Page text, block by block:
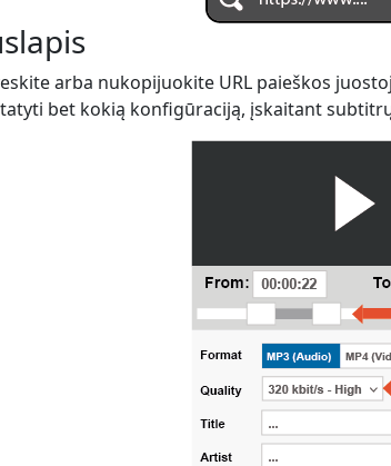
arba nukopijuokite URL paieškos
bet kokią konfigūraciją, įskaitant